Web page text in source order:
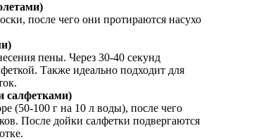
после чего они протираются насухо
пены. Через 30-40 секунд
Также идеально подходит для
салфетками)
(50-100 г на 10 л воды), после чего
После дойки салфетки подвергаются